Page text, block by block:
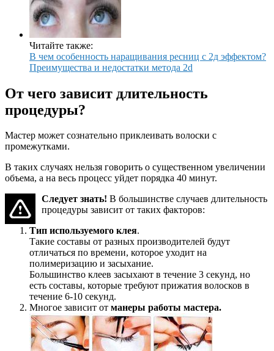
Читайте также:
В чем особенность наращивания ресниц с 2д эффектом?
Преимущества и недостатки метода 2d
От чего зависит длительность
процедуры?
Мастер может сознательно приклеивать волоски с
промежутками.
В таких случаях нельзя говорить о существенном увеличении
объема, а на весь процесс уйдет порядка 40 минут.
Следует знать! В большинстве случаев длительность
процедуры зависит от таких факторов:
Тип используемого клея.
Такие составы от разных производителей будут
отличаться по времени, которое уходит на
полимеризацию и засыхание.
Большинство клеев засыхают в течение 3 секунд, но
есть составы, которые требуют прижатия волосков в
течение 6-10 секунд.
Многое зависит от манеры работы мастера.